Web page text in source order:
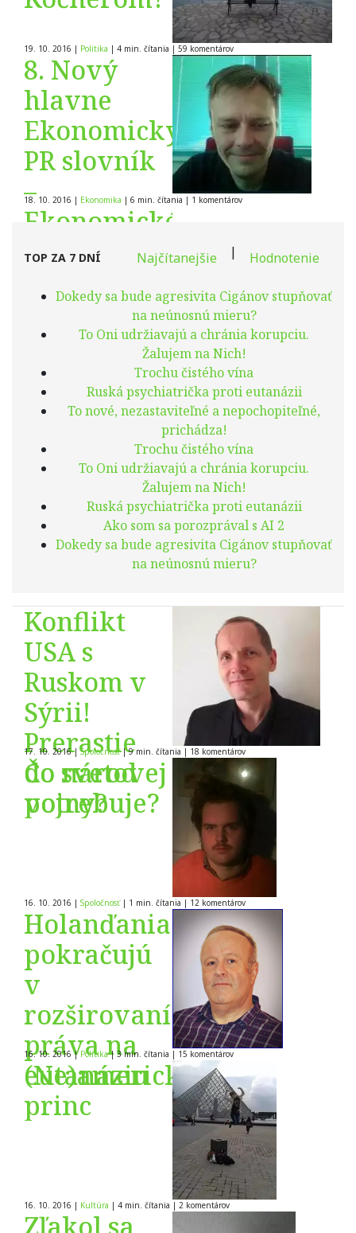
Alexandra
Dubčeka.
19. 10. 2016 | Politika | 4 min. čítania | 59 komentárov
8. Nový
hlavne
Ekonomický
PR slovník
–
Ekonomické
teórie
bludov na
Slovensku
od 1989
časť 8
18. 10. 2016 | Ekonomika | 6 min. čítania | 1 komentárov
TOP ZA 7 DNÍ Najčítanejšie | Hodnotenie
Dokedy sa bude agresivita Cigánov stupňovať
na neúnosnú mieru?
To Oni udržiavajú a chránia korupciu.
Žalujem na Nich!
Trochu čistého vína
Ruská psychiatrička proti eutanázii
To nové, nezastaviteľné a nepochopiteľné,
prichádza!
Trochu čistého vína
To Oni udržiavajú a chránia korupciu.
Žalujem na Nich!
Ruská psychiatrička proti eutanázii
Ako som sa porozprával s AI 2
Dokedy sa bude agresivita Cigánov stupňovať
na neúnosnú mieru?
Konflikt
USA s
Ruskom v
Sýrii!
Prerastie
do svetovej
vojny?
17. 10. 2016| Spoločnosť |9 min. čítania | 18 komentárov
Čo národ
potrebuje?
16. 10. 2016 | Spoločnosť | 1 min. čítania | 12 komentárov
Holanďania
pokračujú
v
rozširovaní
práva na
eutanáziu
16. 10. 2016| Politika | 3 min. čítania | 15 komentárov
(Ne)americký
princ
16. 10. 2016 | Kultúra | 4 min. čítania | 2 komentárov